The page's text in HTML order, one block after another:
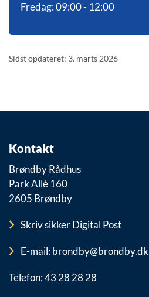
Fredag: 09:00 - 12:00
Sidst opdateret: 3. marts 2026
Kontakt
Brøndby Rådhus
Park Allé 160
2605 Brøndby
Skriv sikker Digital Post
E-mail: brondby@brondby.dk
Telefon: 43 28 28 28